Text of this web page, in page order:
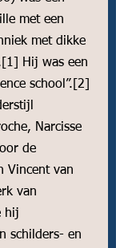
met een
met dikke
[1]
Hij was een
school”. [2]
Narcisse
de
Vincent van
van
hij
schilders- en